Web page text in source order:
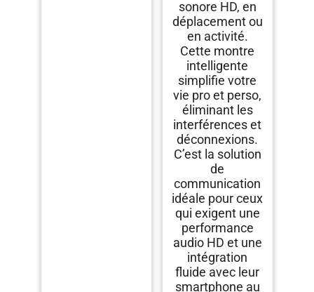
sonore HD, en
déplacement ou
en activité.
Cette montre
intelligente
simplifie votre
vie pro et perso,
éliminant les
interférences et
déconnexions.
C’est la solution
de
communication
idéale pour ceux
qui exigent une
performance
audio HD et une
intégration
fluide avec leur
smartphone au